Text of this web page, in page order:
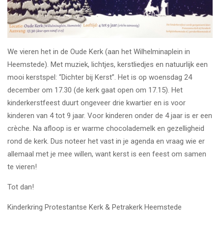
We vieren het in de Oude Kerk (aan het Wilhelminaplein in
Heemstede). Met muziek, lichtjes, kerstliedjes en natuurlijk een
mooi kerstspel: “Dichter bij Kerst”. Het is op woensdag 24
december om 17.30 (de kerk gaat open om 17.15). Het
kinderkerstfeest duurt ongeveer drie kwartier en is voor
kinderen van 4 tot 9 jaar. Voor kinderen onder de 4 jaar is er een
crèche. Na afloop is er warme chocolademelk en gezelligheid
rond de kerk. Dus noteer het vast in je agenda en vraag wie er
allemaal met je mee willen, want kerst is een feest om samen
te vieren!
Tot dan!
Kinderkring Protestantse Kerk & Petrakerk Heemstede